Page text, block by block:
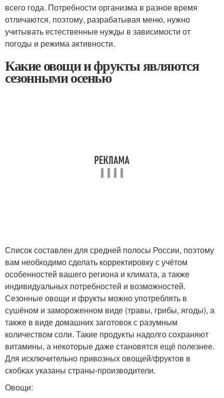
всего года. Потребности организма в разное время
отличаются, поэтому, разрабатывая меню, нужно
учитывать естественные нужды в зависимости от
погоды и режима активности.
Какие овощи и фрукты являются
сезонными осенью
Список составлен для средней полосы России, поэтому
вам необходимо сделать корректировку с учётом
особенностей вашего региона и климата, а также
индивидуальных потребностей и возможностей.
Сезонные овощи и фрукты можно употреблять в
сушёном и замороженном виде (травы, грибы, ягоды), а
также в виде домашних заготовок с разумным
количеством соли. Такие продукты надолго сохраняют
витамины, а некоторые даже становятся ещё полезнее.
Для исключительно привозных овощей/фруктов в
скобках указаны страны-производители.
Овощи: